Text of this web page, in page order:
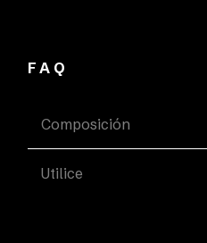
FAQ
Composición
Utilice